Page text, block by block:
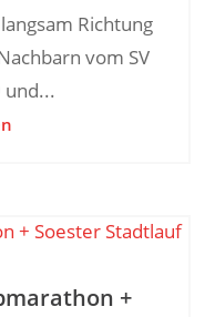
Richtung
vom SV
+